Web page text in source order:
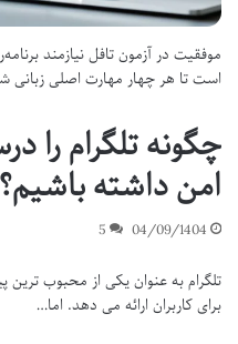
موفقیت در آزمون تافل نیازمند
است تا هر چهار مهارت اصلی زبانی
چگونه تلگرام را
امن داشته باشیم؟
04/09/1404
5
تلگرام به عنوان یکی از محبوب
برای کاربران ارائه می دهد. اما…